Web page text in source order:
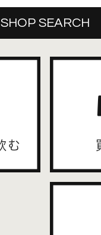
SHOP SEARCH